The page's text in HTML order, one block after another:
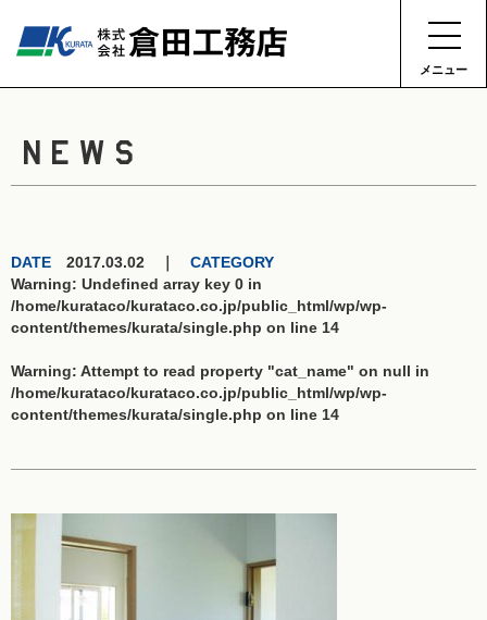
メニュー
NEWS
DATE 2017.03.02 ｜ CATEGORY
Warning: Undefined array key 0 in
/home/kurataco/kurataco.co.jp/public_html/wp/wp-
content/themes/kurata/single.php on line 14
Warning: Attempt to read property "cat_name" on null in
/home/kurataco/kurataco.co.jp/public_html/wp/wp-
content/themes/kurata/single.php on line 14